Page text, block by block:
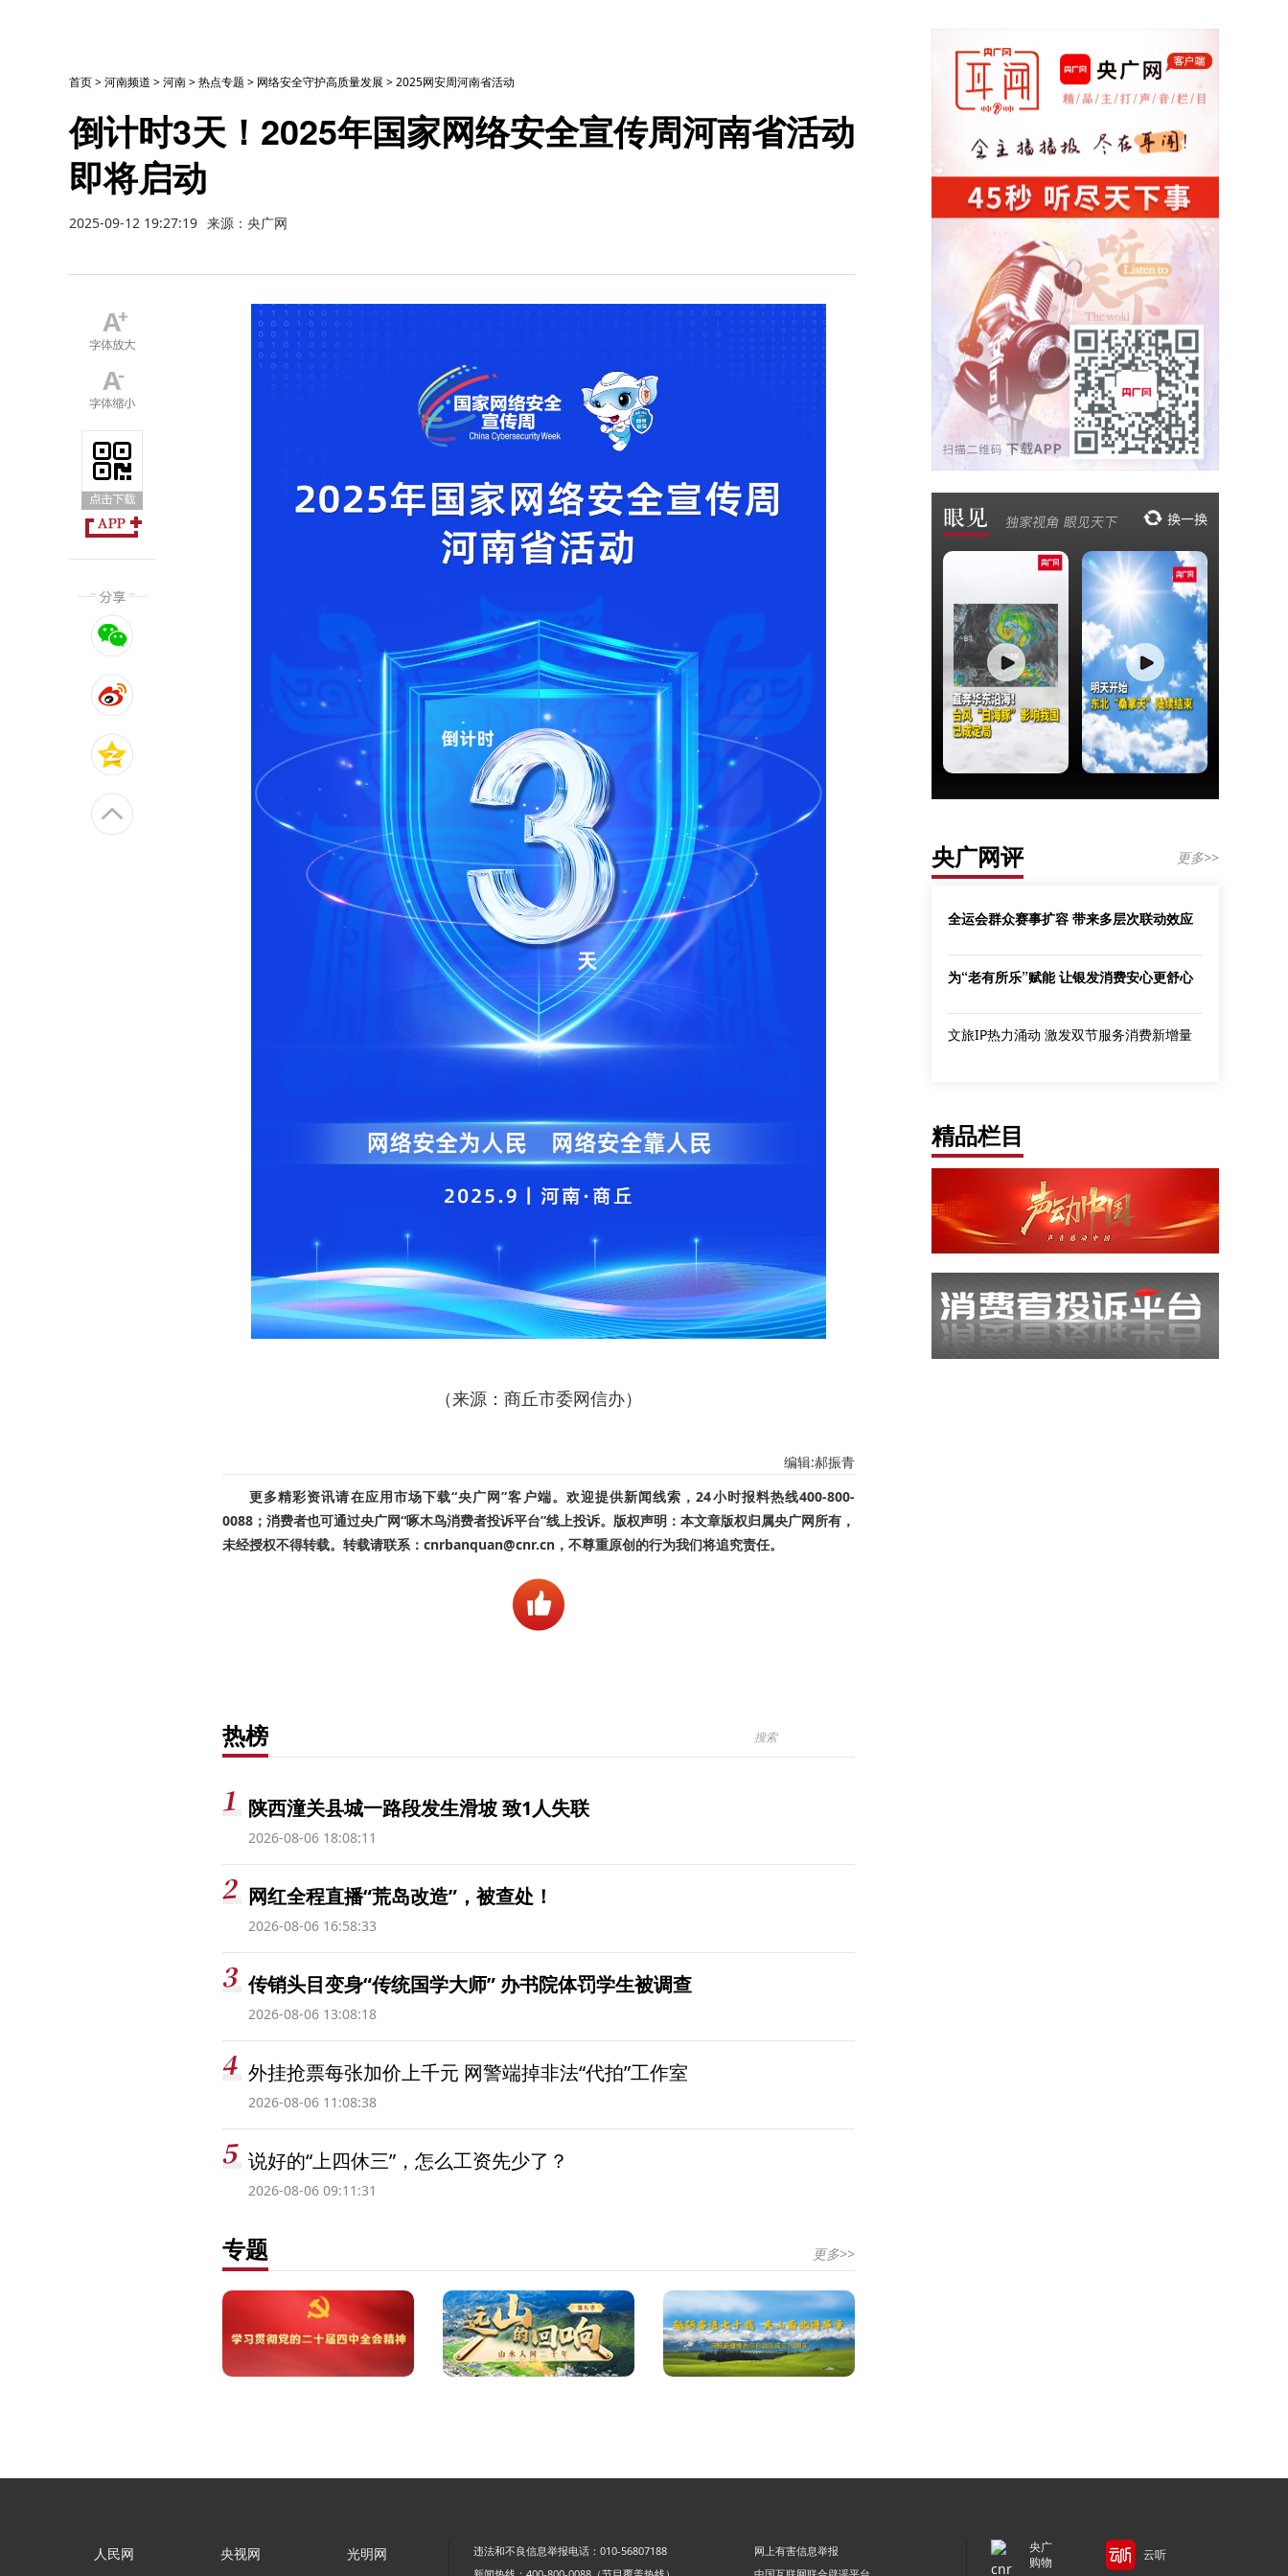
首页>河南频道 >河南>热点专题 > 网络安全守护高质量发展 >2025网安周河南省活动
倒计时3天！2025年国家网络安全宣传周河南省活动
即将启动
2025-09-12 19:27:19 来源：央广网
（来源：商丘市委网信办）
编辑:郝振青
更多精彩资讯请在应用市场下载“央广网”客户端。欢迎提供新闻线索，24小时报料热线400-800-
0088；消费者也可通过央广网“啄木鸟消费者投诉平台”线上投诉。版权声明：本文章版权归属央广网所有，
未经授权不得转载。转载请联系：cnrbanquan@cnr.cn，不尊重原创的行为我们将追究责任。
热榜
陕西潼关县城一路段发生滑坡 致1人失联
2026-08-06 18:08:11
网红全程直播“荒岛改造”，被查处！
2026-08-06 16:58:33
传销头目变身“传统国学大师” 办书院体罚学生被调查
2026-08-06 13:08:18
外挂抢票每张加价上千元 网警端掉非法“代拍”工作室
2026-08-06 11:08:38
说好的“上四休三”，怎么工资先少了？
2026-08-06 09:11:31
专题 更多>>
央广网评 更多>>
全运会群众赛事扩容 带来多层次联动效应
为“老有所乐”赋能 让银发消费安心更舒心
文旅IP热力涌动 激发双节服务消费新增量
精品栏目
人民网
央视网
光明网
违法和不良信息举报电话：010-56807188
网上有害信息举报
央广
购物
云听